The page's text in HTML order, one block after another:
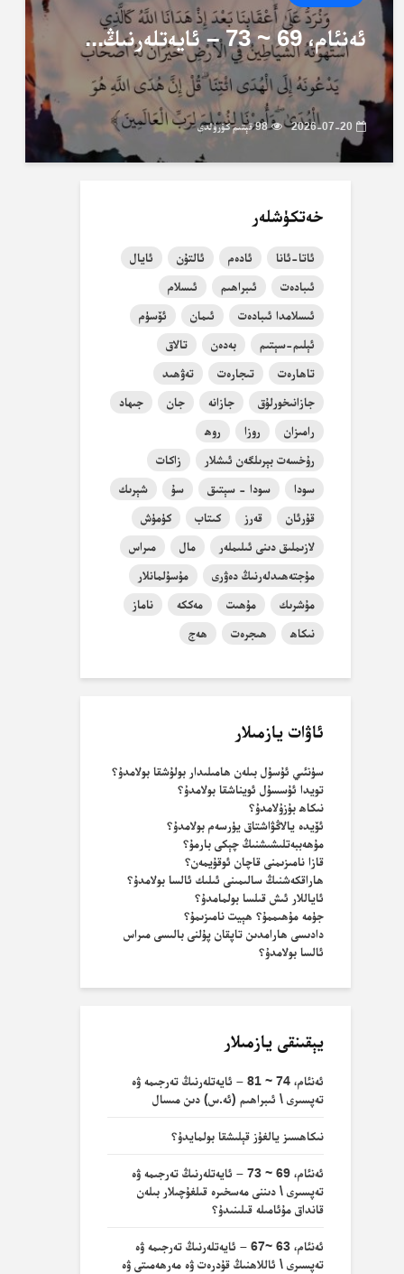
ئەنئام، 69 ~ 73 – ئايەتلەرنىڭ...
2026-07-20 98 قېتىم كۆرۈلدى
خەتكۈشلەر
ئاتا-ئانا ئادەم ئالتۇن
ئايال
ئىبادەت
ئىبراھىم
ئىسلام
ئىسلامدا ئىبادەت
ئىمان
ئۆسۈم
ئېلىم-سېتىم
بەدەن
تالاق
تاھارەت
تىجارەت
تەۋھىد
جازانىخورلۇق
جازانە جان
جىھاد
رامىزان
روزا
روھ
رۇخسەت بېرىلگەن ئىشلار
زاكات
سودا
سودا - سېتىق سۇ
شېرىك
قۇرئان
قەرز كىتاب
كۈمۈش
لازىملىق دىنى ئىلىملەر
مال
مىراس
مۇجتەھىدلەرنىڭ دەۋرى
مۇسۇلمانلار
مۇشرىك
مۇھىت مەككە
ناماز
نىكاھ
ھىجرەت ھەج
ئاۋات يازمىلار
سۈنئىي ئۇسۇل بىلەن ھامىلىدار بولۇشقا بولامدۇ؟
تويدا ئۇسسۇل ئويناشقا بولامدۇ؟
نىكاھ بۇزۇلامدۇ؟
ئۆيدە يالاڭۋاشتاق يۈرسەم بولامدۇ؟
مۇھەببەتلىشىشنىڭ چېكى بارمۇ؟
قازا نامىزىمنى قاچان ئوقۇيمەن؟
ھاراقكەشنىڭ سالىمىنى ئىلىك ئالسا بولامدۇ؟
ئاياللار ئىش قىلسا بولمامدۇ؟
جۈمە مۇھىممۇ؟ ھېيت نامىزىمۇ؟
دادىسى ھارامدىن تاپقان پۇلنى بالىسى مىراس
ئالسا بولامدۇ؟
يېقىنقى يازمىلار
ئەنئام، 74 ~ 81 – ئايەتلەرنىڭ تەرجىمە ۋە
تەپسىرى \ ئىبراھىم (ئە.س) دىن مىسال
نىكاھسىز يالغۇز قېلىشقا بولمايدۇ؟
ئەنئام، 69 ~ 73 – ئايەتلەرنىڭ تەرجىمە ۋە
تەپسىرى \ دىننى مەسخىرە قىلغۇچىلار بىلەن
قانداق مۇئامىلە قىلىنىدۇ؟
ئەنئام، 63 ~67 – ئايەتلەرنىڭ تەرجىمە ۋە
تەپسىرى \ ئاللاھنىڭ قۇدرەت ۋە مەرھەمىتى ۋە